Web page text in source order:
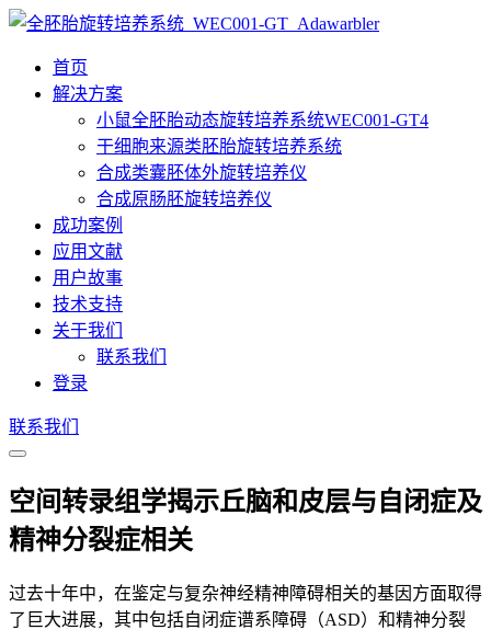
首页
解决方案
小鼠全胚胎动态旋转培养系统WEC001-GT4
干细胞来源类胚胎旋转培养系统
合成类囊胚体外旋转培养仪
合成原肠胚旋转培养仪
成功案例
应用文献
用户故事
技术支持
关于我们
联系我们
登录
联系我们
空间转录组学揭示丘脑和皮层与自闭症及
精神分裂症相关
过去十年中，在鉴定与复杂神经精神障碍相关的基因方面取得
了巨大进展，其中包括自闭症谱系障碍（ASD）和精神分裂